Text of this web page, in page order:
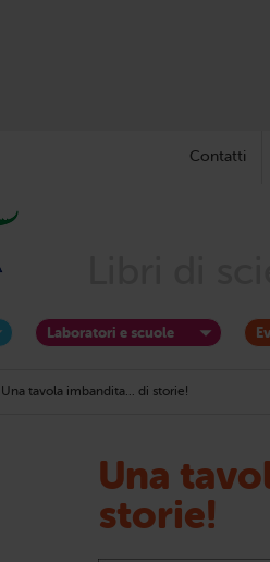
Contatti
Laboratori e scuole
Una tavola imbandita... di storie!
Una
storie!